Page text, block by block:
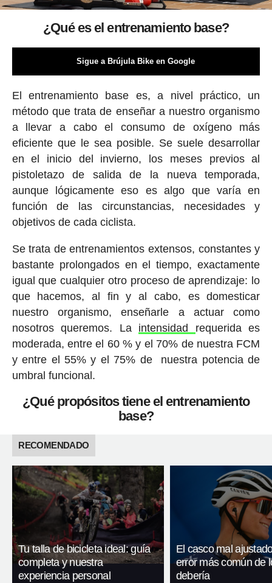
¿Qué es el entrenamiento base?
Sigue a Brújula Bike en Google
El entrenamiento base es, a nivel práctico, un
método que trata de enseñar a nuestro organismo
a llevar a cabo el consumo de oxígeno más
eficiente que le sea posible. Se suele desarrollar
en el inicio del invierno, los meses previos al
pistoletazo de salida de la nueva temporada,
aunque lógicamente eso es algo que varía en
función de las circunstancias, necesidades y
objetivos de cada ciclista.
Se trata de entrenamientos extensos, constantes y
bastante prolongados en el tiempo, exactamente
igual que cualquier otro proceso de aprendizaje: lo
que hacemos, al fin y al cabo, es domesticar
nuestro organismo, enseñarle a actuar como
nosotros queremos. La intensidad requerida es
moderada, entre el 60 % y el 70% de nuestra FCM
y entre el 55% y el 75% de nuestra potencia de
umbral funcional.
¿Qué propósitos tiene el entrenamiento
base?
RECOMENDADO
Tu talla de bicicleta ideal: guía
completa y nuestra
experiencia personal
El casco mal
error más común de
debería